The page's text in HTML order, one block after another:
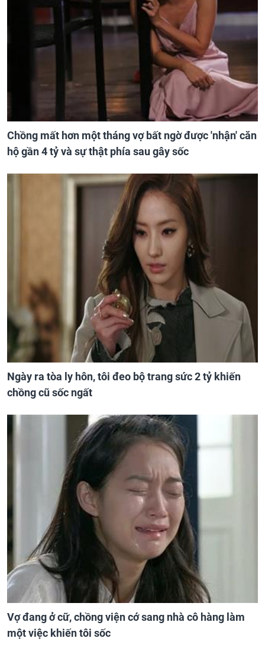
Chồng mất hơn một tháng vợ bất ngờ được 'nhận' căn
hộ gần 4 tỷ và sự thật phía sau gây sốc
Ngày ra tòa ly hôn, tôi đeo bộ trang sức 2 tỷ khiến
chồng cũ sốc ngất
Vợ đang ở cữ, chồng viện cớ sang nhà cô hàng làm
một việc khiến tôi sốc